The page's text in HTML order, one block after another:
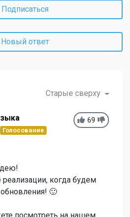
Подписаться
Новый ответ
Старые сверху
69
Голосование
когда будем
🙂